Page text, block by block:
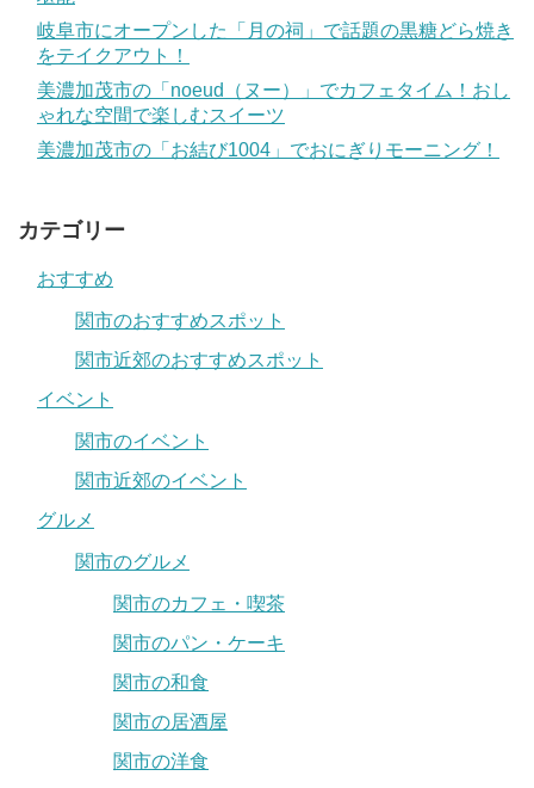
岐阜市にオープンした「月の祠」で話題の黒糖どら焼き
をテイクアウト！
美濃加茂市の「noeud（ヌー）」でカフェタイム！おし
ゃれな空間で楽しむスイーツ
美濃加茂市の「お結び1004」でおにぎりモーニング！
カテゴリー
おすすめ
関市のおすすめスポット
関市近郊のおすすめスポット
イベント
関市のイベント
関市近郊のイベント
グルメ
関市のグルメ
関市のカフェ・喫茶
関市のパン・ケーキ
関市の和食
関市の居酒屋
関市の洋食